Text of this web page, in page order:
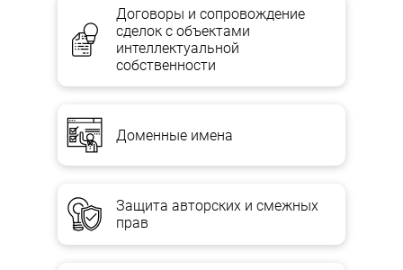
Договоры и сопровождение
сделок с объектами
интеллектуальной
собственности
Доменные имена
Защита авторских и смежных
прав